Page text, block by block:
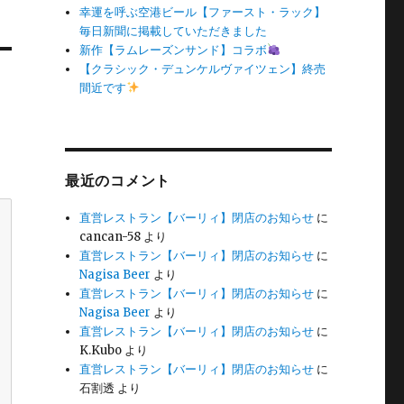
幸運を呼ぶ空港ビール【ファースト・ラック】
毎日新聞に掲載していただきました
新作【ラムレーズンサンド】コラボ
【クラシック・デュンケルヴァイツェン】終売
間近です
最近のコメント
直営レストラン【バーリィ】閉店のお知らせ に
cancan-58 より
直営レストラン【バーリィ】閉店のお知らせ に
Nagisa Beer より
直営レストラン【バーリィ】閉店のお知らせ に
Nagisa Beer より
直営レストラン【バーリィ】閉店のお知らせ に
K.Kubo より
直営レストラン【バーリィ】閉店のお知らせ に
石割透 より